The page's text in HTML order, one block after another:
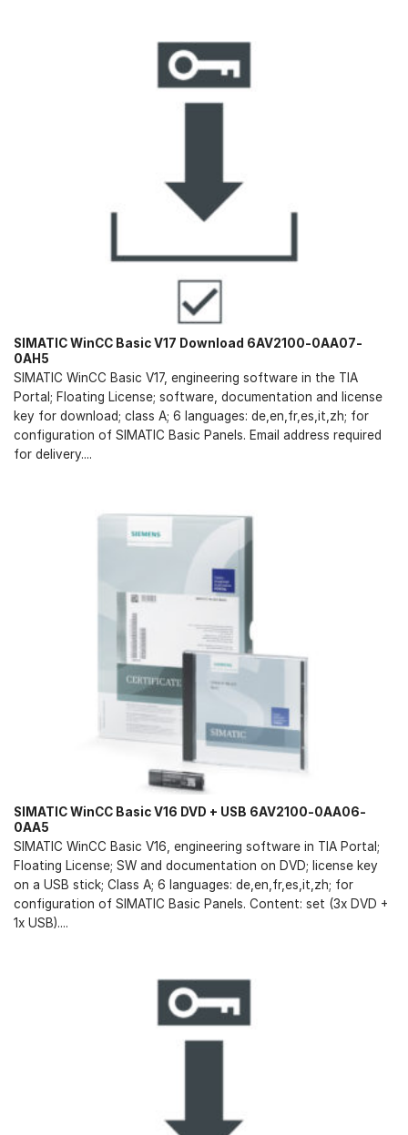
SIMATIC WinCC Basic V17 Download 6AV2100-0AA07-
0AH5
SIMATIC WinCC Basic V17, engineering software in the TIA
Portal; Floating License; software, documentation and license
key for download; class A; 6 languages: de,en,fr,es,it,zh; for
configuration of SIMATIC Basic Panels. Email address required
for delivery....
SIMATIC WinCC Basic V16 DVD + USB 6AV2100-0AA06-
0AA5
SIMATIC WinCC Basic V16, engineering software in TIA Portal;
Floating License; SW and documentation on DVD; license key
on a USB stick; Class A; 6 languages: de,en,fr,es,it,zh; for
configuration of SIMATIC Basic Panels. Content: set (3x DVD +
1x USB)....